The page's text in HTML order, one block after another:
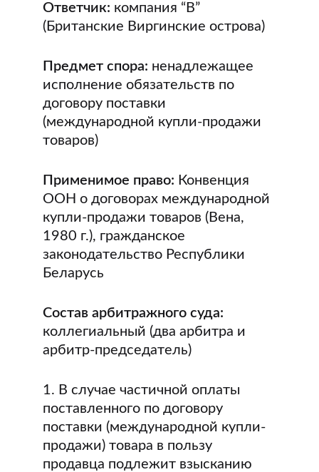
Ответчик: компания “В”
(Британские Виргинские острова)
Предмет спора: ненадлежащее
исполнение обязательств по
договору поставки
(международной купли-продажи
товаров)
Применимое право: Конвенция
ООН о договорах международной
купли-продажи товаров (Вена,
1980 г.), гражданское
законодательство Республики
Беларусь
Состав арбитражного суда:
коллегиальный (два арбитра и
арбитр-председатель)
1. В случае частичной оплаты
поставленного по договору
поставки (международной купли-
продажи) товара в пользу
продавца подлежит взысканию